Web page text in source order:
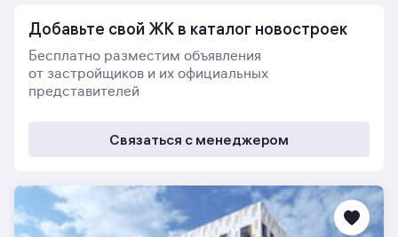
Добавьте свой ЖК в каталог новостроек
Бесплатно разместим объявления
от застройщиков и их официальных
представителей
Связаться с менеджером